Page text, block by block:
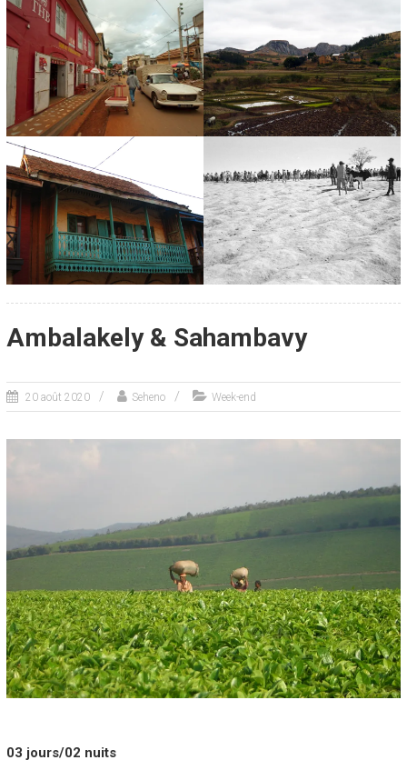
Ambalakely & Sahambavy
20 août 2020 Seheno Week-end
03 jours/02 nuits